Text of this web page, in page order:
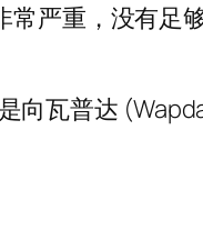
严重，没有足
向瓦普达